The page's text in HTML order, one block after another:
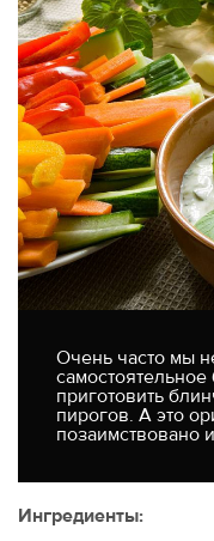
Очень часто мы
приготовить
пирогов. А это
позаимствовано
Ингредиенты: